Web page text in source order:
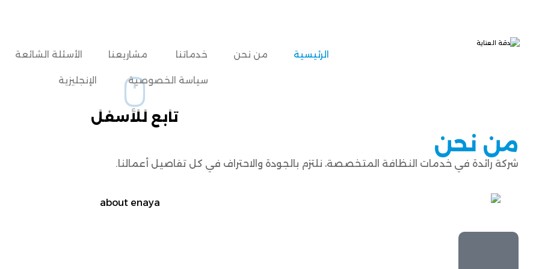
الرئيسية من نحن خدماتنا مشاريعنا الأسئلة الشائعة
سياسة الخصوصية الإنجليزية
تابع للأسفل
من نحن
شركة رائدة في خدمات النظافة المتخصصة، نلتزم بالجودة والاحتراف في كل تفاصيل أعمالنا.